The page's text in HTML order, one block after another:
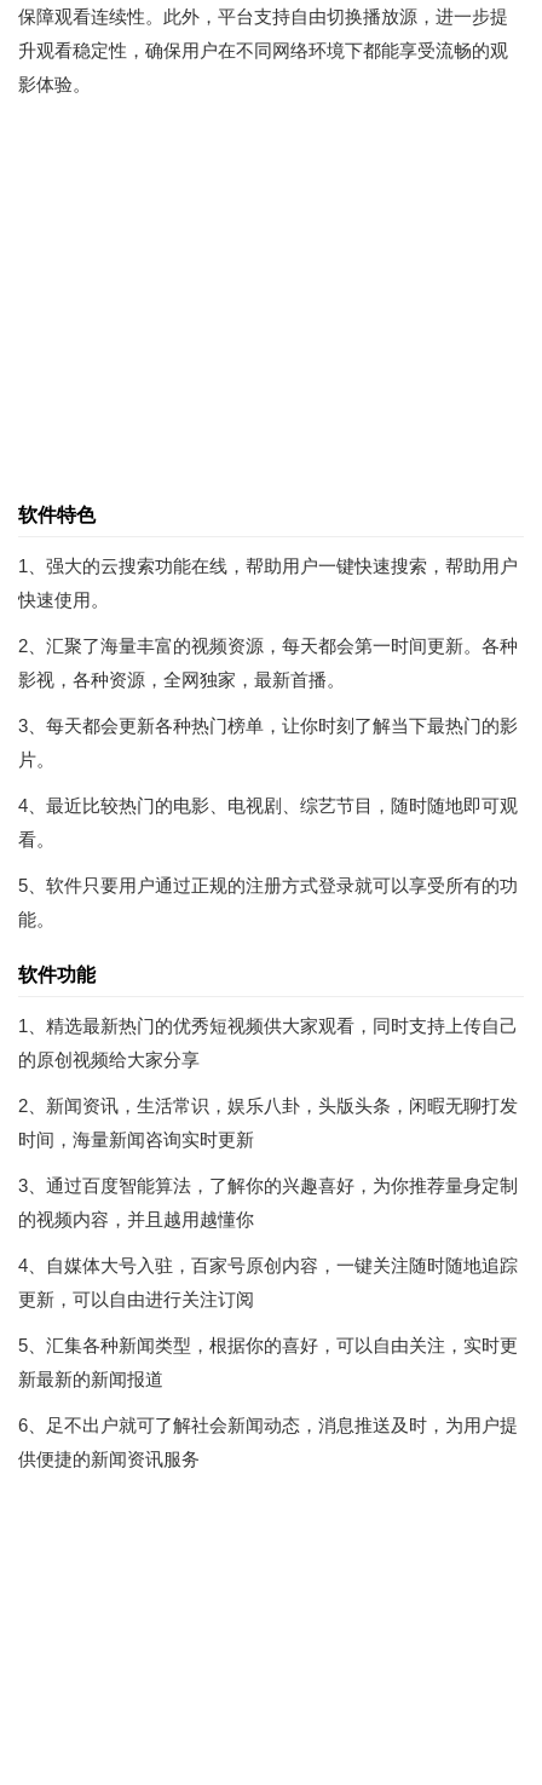
保障观看连续性。此外，平台支持自由切换播放源，进一步提
升观看稳定性，确保用户在不同网络环境下都能享受流畅的观
影体验。
软件特色
1、强大的云搜索功能在线，帮助用户一键快速搜索，帮助用户
快速使用。
2、汇聚了海量丰富的视频资源，每天都会第一时间更新。各种
影视，各种资源，全网独家，最新首播。
3、每天都会更新各种热门榜单，让你时刻了解当下最热门的影
片。
4、最近比较热门的电影、电视剧、综艺节目，随时随地即可观
看。
5、软件只要用户通过正规的注册方式登录就可以享受所有的功
能。
软件功能
1、精选最新热门的优秀短视频供大家观看，同时支持上传自己
的原创视频给大家分享
2、新闻资讯，生活常识，娱乐八卦，头版头条，闲暇无聊打发
时间，海量新闻咨询实时更新
3、通过百度智能算法，了解你的兴趣喜好，为你推荐量身定制
的视频内容，并且越用越懂你
4、自媒体大号入驻，百家号原创内容，一键关注随时随地追踪
更新，可以自由进行关注订阅
5、汇集各种新闻类型，根据你的喜好，可以自由关注，实时更
新最新的新闻报道
6、足不出户就可了解社会新闻动态，消息推送及时，为用户提
供便捷的新闻资讯服务